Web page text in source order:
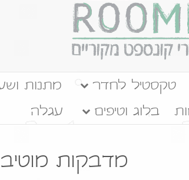
טקסטיל לחדר מתנות
בלוג וטיפים עגלה
מדבקות